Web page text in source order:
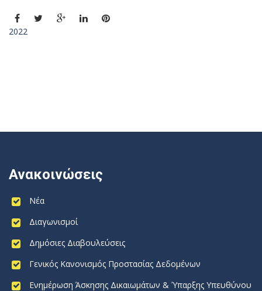
2022
Ανακοινώσεις
Νέα
Διαγωνισμοί
Δημόσιες Διαβουλεύσεις
Γενικός Κανονισμός Προστασίας Δεδομένων
Ενημέρωση Άσκησης Δικαιωμάτων & Ύπαρξης Υπευθύνου